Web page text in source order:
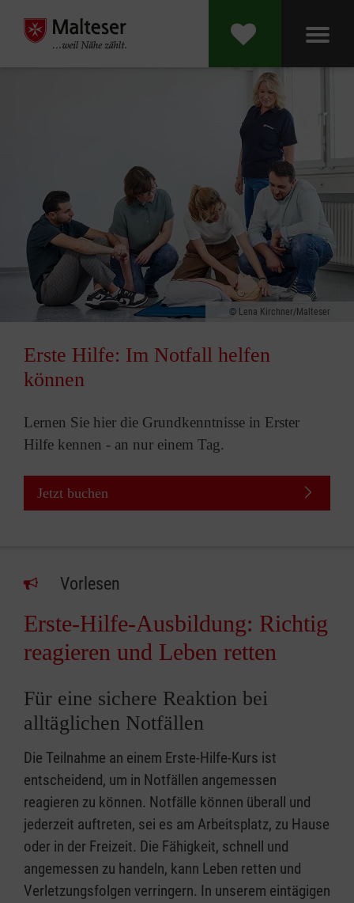
Lena Kirchner/Malteser
Erste Hilfe: Im Notfall helfen
können
Lernen Sie hier die Grundkenntnisse in Erster
Hilfe kennen - an nur einem Tag.
Jetzt buchen
Vorlesen
Erste-Hilfe-Ausbildung: Richtig
reagieren und Leben retten
Für eine sichere Reaktion bei
alltäglichen Notfällen
Die Teilnahme an einem Erste-Hilfe-Kurs ist
entscheidend, um in Notfällen angemessen
reagieren zu können. Notfälle können überall und
jederzeit auftreten, sei es am Arbeitsplatz, zu Hause
oder in der Freizeit. Die Fähigkeit, schnell und
angemessen zu handeln, kann Leben retten und
Verletzungsfolgen verringern. In unserem eintägigen